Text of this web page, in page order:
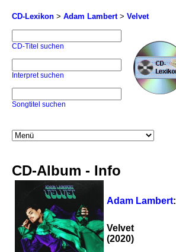
CD-Lexikon > Adam Lambert> Velvet
CD-Titel suchen
Interpret suchen
Songtitel suchen
CD-Album - Info
Adam Lambert:
Velvet
(2020)